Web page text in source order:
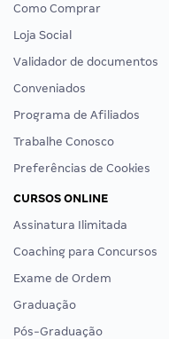
Como Comprar
Loja Social
Validador de documentos
Conveniados
Programa de Afiliados
Trabalhe Conosco
Preferências de Cookies
CURSOS ONLINE
Assinatura Ilimitada
Coaching para Concursos
Exame de Ordem
Graduação
Pós-Graduação